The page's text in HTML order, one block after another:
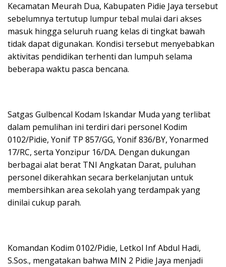
Kecamatan Meurah Dua, Kabupaten Pidie Jaya tersebut
sebelumnya tertutup lumpur tebal mulai dari akses
masuk hingga seluruh ruang kelas di tingkat bawah
tidak dapat digunakan. Kondisi tersebut menyebabkan
aktivitas pendidikan terhenti dan lumpuh selama
beberapa waktu pasca bencana.
Satgas Gulbencal Kodam Iskandar Muda yang terlibat
dalam pemulihan ini terdiri dari personel Kodim
0102/Pidie, Yonif TP 857/GG, Yonif 836/BY, Yonarmed
17/RC, serta Yonzipur 16/DA. Dengan dukungan
berbagai alat berat TNI Angkatan Darat, puluhan
personel dikerahkan secara berkelanjutan untuk
membersihkan area sekolah yang terdampak yang
dinilai cukup parah.
Komandan Kodim 0102/Pidie, Letkol Inf Abdul Hadi,
S.Sos., mengatakan bahwa MIN 2 Pidie Jaya menjadi